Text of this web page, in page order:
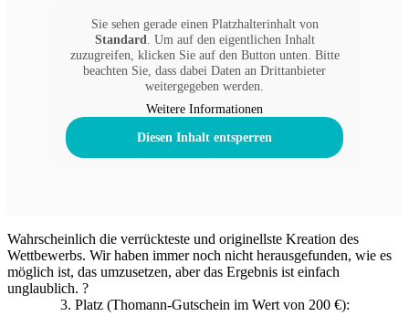
Sie sehen gerade einen Platzhalterinhalt von
Standard. Um auf den eigentlichen Inhalt
zuzugreifen, klicken Sie auf den Button unten. Bitte
beachten Sie, dass dabei Daten an Drittanbieter
weitergegeben werden.
Weitere Informationen
Diesen Inhalt entsperren
Wahrscheinlich die verrückteste und originellste Kreation des
Wettbewerbs. Wir haben immer noch nicht herausgefunden, wie es
möglich ist, das umzusetzen, aber das Ergebnis ist einfach
unglaublich. ?
3. Platz (Thomann-Gutschein im Wert von 200 €):